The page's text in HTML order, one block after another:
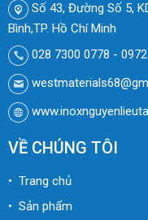
Số 43, Đường Số 5,
Bình,TP. Hồ Chí Minh
028 7300 0778 -
VỀ CHÚNG TÔI
• Trang chủ
• Sản phẩm